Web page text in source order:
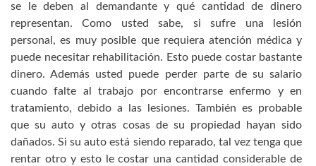
se le deben al demandante y qué cantidad de dinero
representan. Como usted sabe, si sufre una lesión
personal, es muy posible que requiera atención médica y
puede necesitar rehabilitación. Esto puede costar bastante
dinero. Además usted puede perder parte de su salario
cuando falte al trabajo por encontrarse enfermo y en
tratamiento, debido a las lesiones. También es probable
que su auto y otras cosas de su propiedad hayan sido
dañados. Si su auto está siendo reparado, tal vez tenga que
rentar otro y esto le costar una cantidad considerable de